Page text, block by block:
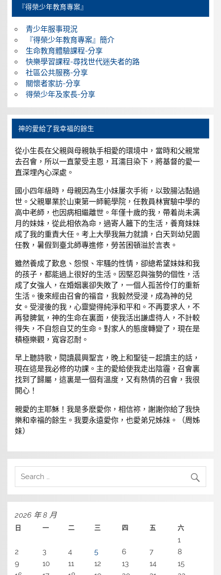
『得榮少年教育專案』
青少年服事現況
『得榮少年教育專案』簡介
生命教育體驗課程-分享
快樂學習課程-尋找世代迷失者的路
社區公共服務-分享
關懷者家訪-分享
得榮少年及家長-分享
神的愛給了我幸福的餘生
從小生長在父親與母親執手相愛的環境中，當時和父親常
去召會，所以一直蒙受主恩，耳濡目染下，將基督的愛一
直深埋內心深處。
國小四年級時，母親因為生小妹屢次手術，以致腸沾黏過
世。父親畢業於山東第一師範學院，任教員林實驗中學的
高中老師，也因病相繼離世。年僅十歲的我，帶着尚未满
月的妹妹，從此相依為命，過寄人籬下的生活，養育妹妹
成了我的重責大任。考上大學我無力就讀，白天到幼兒園
任教，暑假到臺北師專進修，勞苦困頓溢於言表。
雖然養成了歎息、怨恨、牢騷的性情，卻總希望妹妹和我
的孩子，都能過上很好的生活。因堅忍與強勢的個性，活
成了女強人，在婚姻裏卻失敗了，一個人孤苦伶仃的重新
生活。後來經由召會的福音，我毅然受浸，成為神的兒
女。受浸後的我，心靈變得純淨和平和。不再要求人，不
再發脾氣，神的生命在裏面，使我活出謙虛待人，不計較
得失，不自怨自艾的生命。對家人的態度轉變了，現在是
積極樂觀，寬容忍耐。
早上聽詩歌，閱讀晨興聖言，晚上和聖徒ㄧ起讀主的話，
現在這是我必修的功課。主的愛給使我走出陰霾，召會裏
找到了歸屬，這裏是一個有溫度，又有熱情的召會，我很
開心！
親愛的主耶穌！我是多麽愛你，相信祢，謝謝你給了我快
樂和幸福的餘生。我要永遠愛你，也愛弟兄姊妹。（周姊
妹）
2026 年 8 月
日 一 二 三 四 五 六
1
2
3 4 5 6 7
8
9
10 11 12 13 14
15